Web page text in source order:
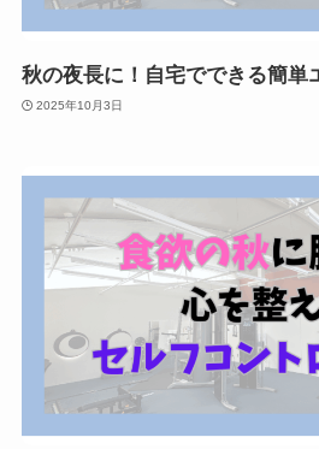
秋の夜長に！自宅でできる簡単
2025年10月3日